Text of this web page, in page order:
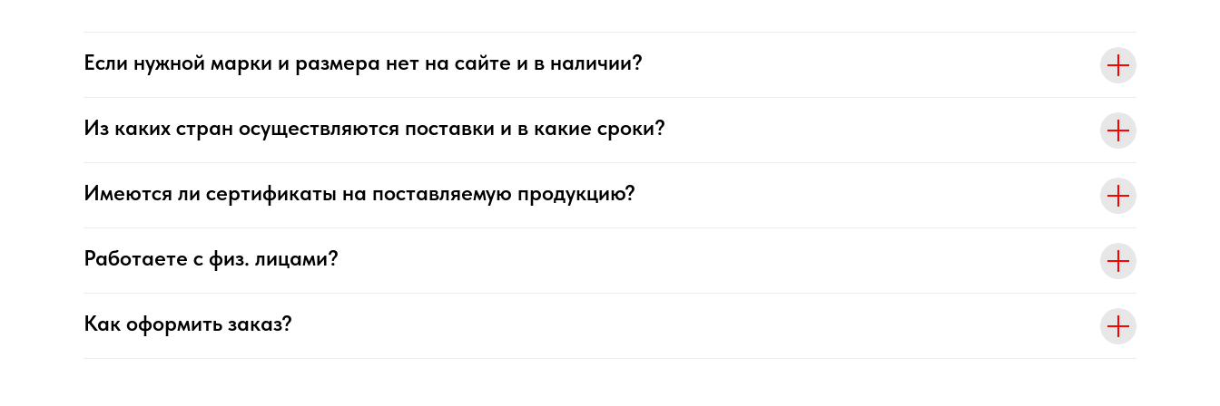
Если нужной марки и размера нет на сайте и в наличии?
Из каких стран осуществляются поставки и в какие сроки?
Имеются ли сертификаты на поставляемую продукцию?
Работаете с физ. лицами?
Как оформить заказ?